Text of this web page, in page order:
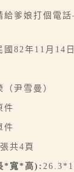
給爹娘打個電
國82年11月14日
（尹雪曼）
件
件
共4頁
*寬*高):